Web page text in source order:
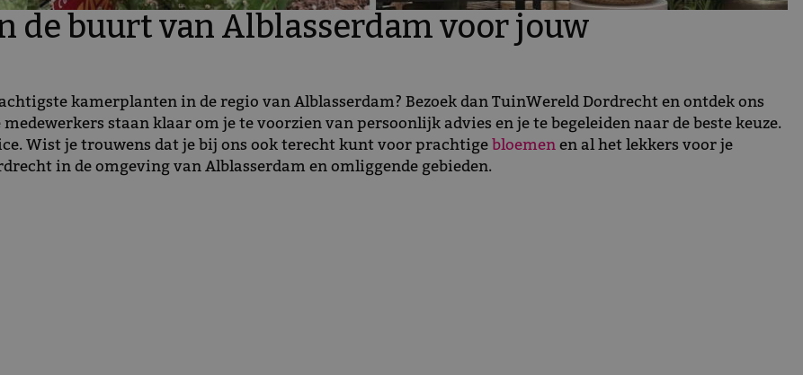
de buurt van Alblasserdam voor jouw
kamerplanten in de regio van Alblasserdam? Bezoek dan TuinWereld Dordrecht en ontdek ons
staan klaar om je te voorzien van persoonlijk advies en je te begeleiden naar de beste keuze.
Wist je trouwens dat je bij ons ook terecht kunt voor prachtigebloemenen al het lekkers voor je
in de omgeving van Alblasserdam en omliggende gebieden.